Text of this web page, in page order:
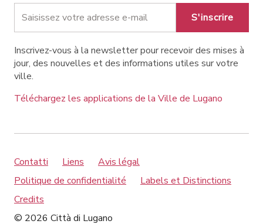
S'inscrire
Inscrivez-vous à la newsletter pour recevoir des mises à
jour, des nouvelles et des informations utiles sur votre
ville.
Téléchargez les applications de la Ville de Lugano
Contatti Liens
Avis légal
Politique de confidentialité
Labels et Distinctions
Credits
© 2026 Città di Lugano